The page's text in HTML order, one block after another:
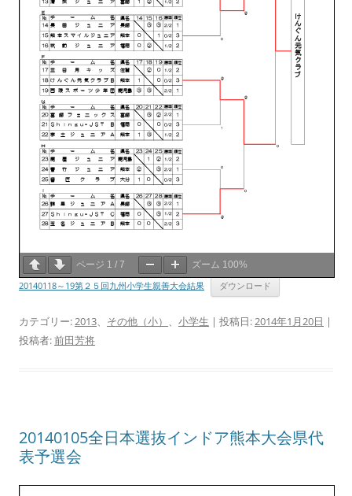
ページ 1 / 7 ズーム 100%
20140118～19第２５回九州小学生親善大会結果 ダウンロード
カテゴリー:2013、 その他（小） 、 小学生 | 投稿日:2014年1月20日 |
投稿者:前田芳将
20140105全日本選抜インドア熊本大会県代
表予選会